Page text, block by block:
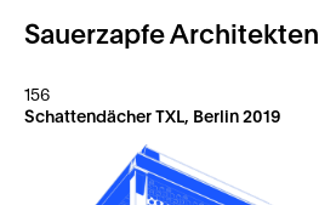
Sauerzapfe Architekten
156
Schattendächer TXL, Berlin 2019